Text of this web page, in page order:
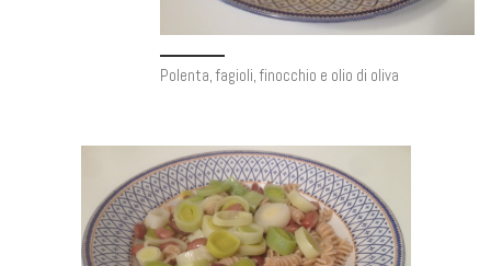
Polenta, fagioli, finocchio e olio di oliva